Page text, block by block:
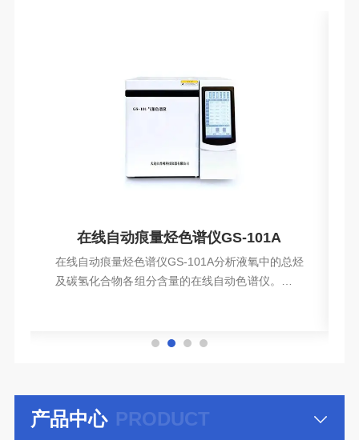
在线自动痕量烃色谱仪GS-101A
在线自动痕量烃色谱仪GS-101A分析液氧中的总烃
及碳氢化合物各组分含量的在线自动色谱仪。它工
PRODUCT
产品中心